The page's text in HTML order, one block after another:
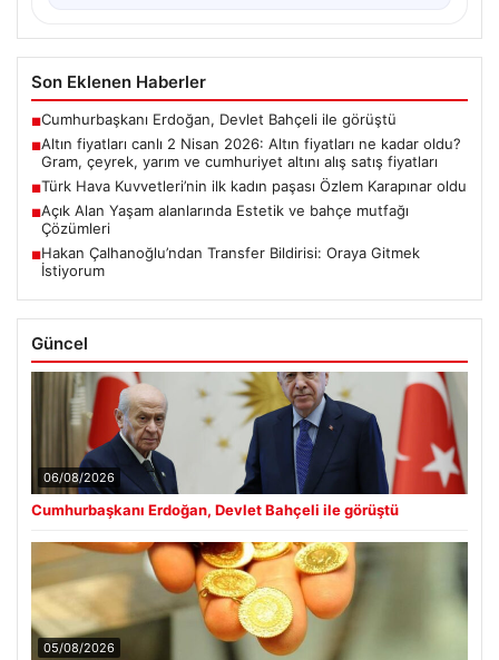
Son Eklenen Haberler
■Cumhurbaşkanı Erdoğan, Devlet Bahçeli ile görüştü
■Altın fiyatları canlı 2 Nisan 2026: Altın fiyatları ne kadar oldu?
Gram, çeyrek, yarım ve cumhuriyet altını alış satış fiyatları
■Türk Hava Kuvvetleri’nin ilk kadın paşası Özlem Karapınar oldu
■Açık Alan Yaşam alanlarında Estetik ve bahçe mutfağı
Çözümleri
■Hakan Çalhanoğlu’ndan Transfer Bildirisi: Oraya Gitmek
İstiyorum
Güncel
06/08/2026
Cumhurbaşkanı Erdoğan, Devlet Bahçeli ile görüştü
05/08/2026